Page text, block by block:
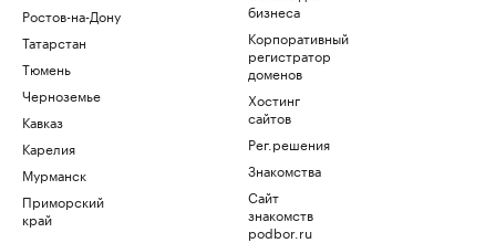
Ростов-на-Дону
Татарстан
Тюмень
Черноземье
Кавказ
Карелия
Мурманск
Приморский
край
бизнеса
Корпоративный
регистратор
доменов
Хостинг
сайтов
Рег.решения
Знакомства
Сайт
знакомств
podbor.ru